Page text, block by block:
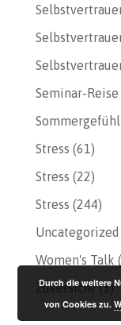
Seminar-Reise
Sommergefühl
Stress (61)
Stress (22)
Stress (244)
Uncategorized
Women's Talk
Zuversicht(3)
Durch die weitere
von Cookies zu.